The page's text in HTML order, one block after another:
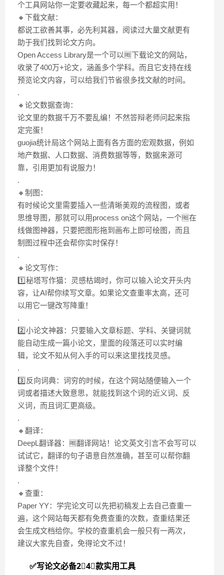
个工具网站你一定要收藏起来，每一个都超实用！
🔸下载文献：
都说工欲善其事，必先利其器，阅读过大量文献更有
助于我们找到论文方向。
Open Access Library是一个可以🆓下载论文的网站，
收录了400万+论文，涵盖多个学科。而且它支持在线
预览论文内容，可以给我们节省很多找文献的时间。
.
🔸论文数据查询：
论文里的数据千万不要乱编！不然答辩老师问起来指
定完蛋！
guojia统计局这个网站上面有各方面的宏观数据，例如
地产数据、人口数据、消费数据等等，数据来源可
靠，引用更加有说服力！
.
🔸制图：
有时候论文里需要插入一些清晰美观的流程图，或者
思维导图，那就可以用process on这个网站，一个🆓在
线做图神器，只要把图形拖到画布上即可绘图，而且
制图过程中还会帮你实时保存！
.
🔸论文写作：
1️⃣秘塔写作猫：灵感枯竭时，你可以输入论文开头内
容，让AI帮你续写文章。如果论文查重率太高，还可
以用它一键改写降重！
.
2️⃣小论文神器：只要输入文章标题、学科、关键词就
能自动生成一篇小论文，里面的段落还可以实时编
辑，论文不知从何入手的可以来这里找找灵感。
.
3️⃣反向词典：词穷的时候，在这个网站随便输入一个
词或者描述大致意思，就能找到这个词的近义词、反
义词，而且词汇更高级。
.
🔸翻译：
DeepL翻译器：🆓翻译网站！论文英文引言不会写可以
试试它，翻译的句子语意自然准确，甚至可以帮你翻
译整个文件！
.
🔸查重：
Paper YY：学完论文可以先把初稿发上去自己查重一
遍，这个网站每天都有免费查重的次数，查重结果还
会生成文档给你。学校的查重机会一般只有一两次，
建议大家先自查，免得论文不过！
✅写论文必备2⃣️4⃣️款实用工具